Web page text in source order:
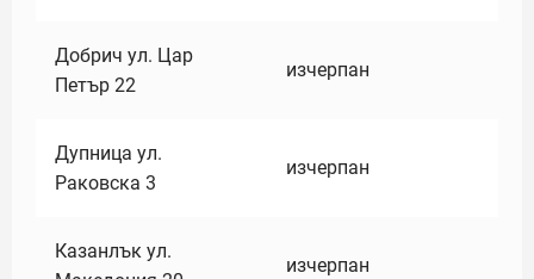
Добрич ул. Цар
Петър 22
изчерпан
Дупница ул.
Раковска 3
изчерпан
Казанлък ул.
изчерпан